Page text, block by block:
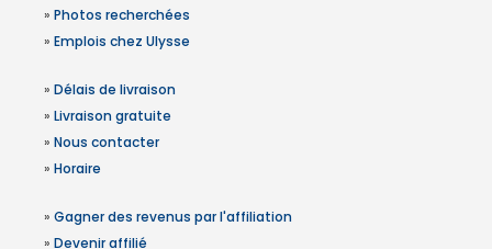
» Photos recherchées
» Emplois chez Ulysse
» Délais de livraison
» Livraison gratuite
» Nous contacter
» Horaire
» Gagner des revenus par l'affiliation
» Devenir affilié